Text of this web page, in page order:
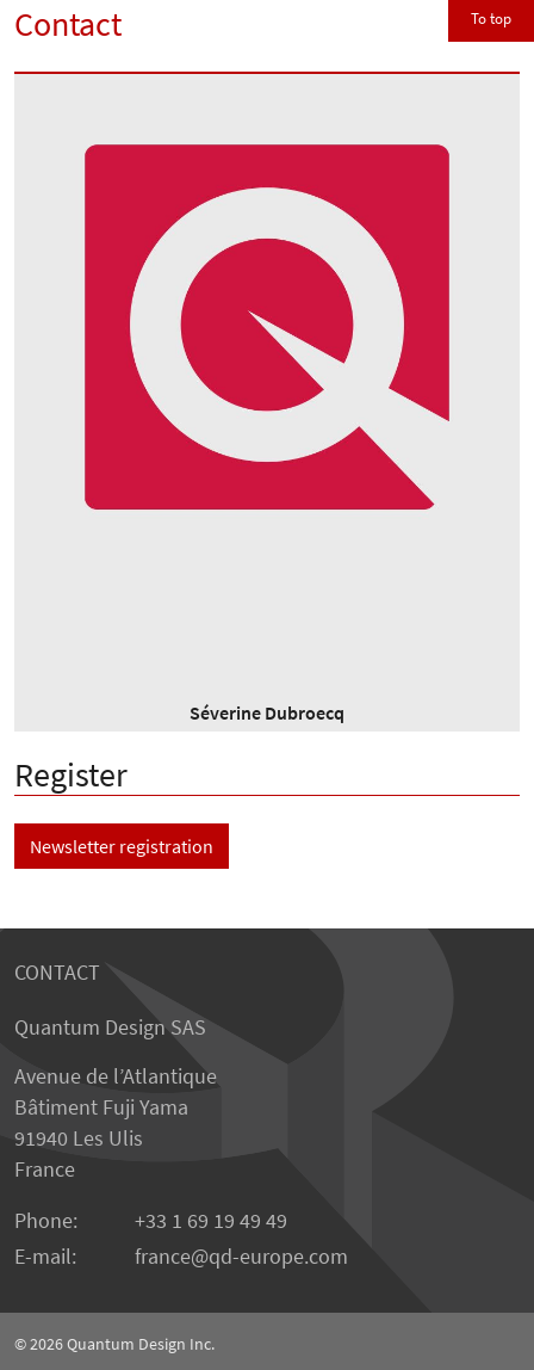
Contact
Séverine Dubroecq
Register
Newsletter registration
CONTACT
Quantum Design SAS
Avenue de l’Atlantique
Bâtiment Fuji Yama
91940 Les Ulis
France
Phone:
+33 1 69 19 49 49
E-mail:
france qd-europe.com
© 2026Quantum Design Inc.
To top